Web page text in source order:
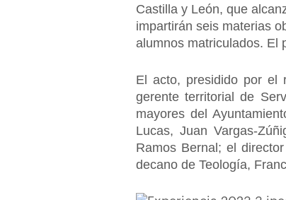
Castilla y León, que
impartirán seis materias
alumnos matriculados. El
El acto, presidido por el
gerente territorial de
mayores del
Lucas, Juan Vargas-
Ramos Bernal; el
decano de Teología,